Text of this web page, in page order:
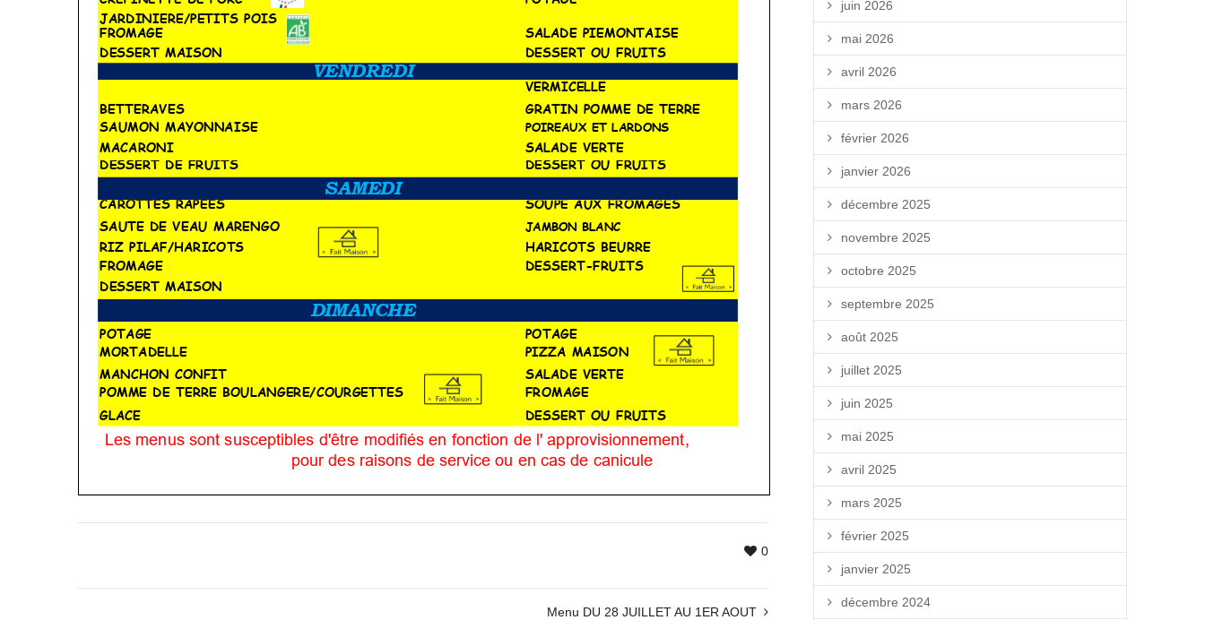
0
Menu DU 28 JUILLET AU 1ER AOUT
juin 2026
mai 2026
avril 2026
mars 2026
février 2026
janvier 2026
décembre 2025
novembre 2025
octobre 2025
septembre 2025
août 2025
juillet 2025
juin 2025
mai 2025
avril 2025
mars 2025
février 2025
janvier 2025
décembre 2024